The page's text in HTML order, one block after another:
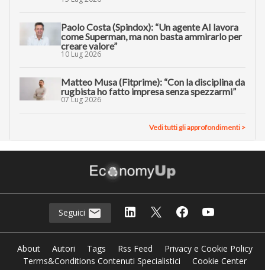
Paolo Costa (Spindox): “Un agente AI lavora
come Superman, ma non basta ammirarlo per
creare valore”
10 Lug 2026
Matteo Musa (Fitprime): “Con la disciplina da
rugbista ho fatto impresa senza spezzarmi”
07 Lug 2026
Vedi tutti gli approfondimenti >
Seguici
About Autori Tags Rss Feed
Privacy e Cookie Policy
Terms&Conditions Contenuti Specialistici
Cookie Center